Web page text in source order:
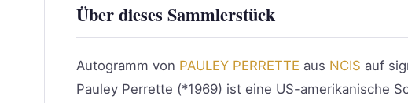
Über dieses Sammlerstück
Autogramm von PAULEY PERRETTE aus NCIS auf
Pauley Perrette (*1969) ist eine US-amerikanische